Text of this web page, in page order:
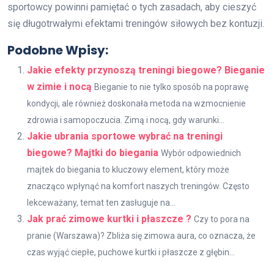
sportowcy powinni pamiętać o tych zasadach, aby cieszyć
się długotrwałymi efektami treningów siłowych bez kontuzji.
Podobne Wpisy:
Jakie efekty przynoszą treningi biegowe? Bieganie
w zimie i nocą Bieganie to nie tylko sposób na poprawę
kondycji, ale również doskonała metoda na wzmocnienie
zdrowia i samopoczucia. Zimą i nocą, gdy warunki...
Jakie ubrania sportowe wybrać na treningi
biegowe? Majtki do biegania Wybór odpowiednich
majtek do biegania to kluczowy element, który może
znacząco wpłynąć na komfort naszych treningów. Często
lekceważany, temat ten zasługuje na...
Jak prać zimowe kurtki i płaszcze ? Czy to pora na
pranie (Warszawa)? Zbliża się zimowa aura, co oznacza, że ​​
czas wyjąć ciepłe, puchowe kurtki i płaszcze z głębin...